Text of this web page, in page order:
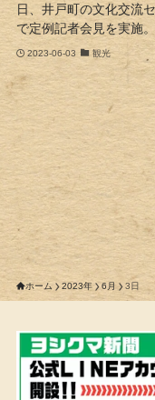
日、井戸町の文化交流
で定例記者会見を実施。
2023-06-03 観光
ホーム 2023年 6月 3日